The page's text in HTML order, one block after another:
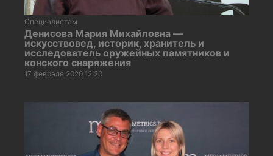
Специалистам
Денисова Мария Михайловна —
искусствовед, историк, хранитель и
исследователь оружейных памятников и
конского снаряжения
17 февраля 2020 12:20